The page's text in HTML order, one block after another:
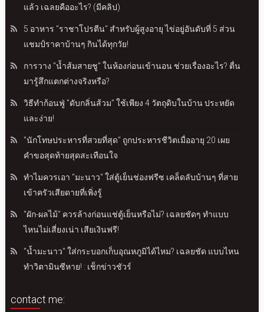
แล้ว เฉลยคืออะไร? (มีคลิป)
5 อาหาร "ราชาโปรตีน" สำหรับผู้สูงอายุ ไข่อยู่อันดับที่ 5 ส่วน
แชมป์ราคาบ้านๆ กินได้ทุกวัย!
การวาง "น้ำส้มสายชู" ในห้องก่อนเข้านอน ช่วยเรื่องอะไร? ตื่น
มารู้สึกแตกต่างจริงหรือ?
วิธีทำก้อนฟู่ "ดับกลิ่นส้วม" ใช้เพียง 4 วัตถุดิบในบ้าน ประหยัด
และง่าย!
"นักโทษประหารที่สวยที่สุด" ถูกประหารชีวิตเมื่ออายุ 20 เผย
คำขอสุดท้ายสุดสะเทือนใจ
ทำไมควรเอา "มะนาว" ใส่ตู้เย็นช่องฟรีซ เคล็ดลับบ้านๆ ที่สาย
เข้าครัวเสียดายที่เพิ่งรู้
"ผัก-ผลไม้" ควรล้างก่อนแช่ตู้เย็นหรือไม่? เฉลยชัดๆ ทำแบบ
ไหนไม่เสี่ยงเน่า เสียเงินฟรี!
"น้ำมะนาว" ใส่กระบอกเก็บอุณหภูมิได้ไหม? เฉลยชัด แบบไหน
ทำวิตามินซีหาย! : เช็กข่าวชัวร์
contact me: